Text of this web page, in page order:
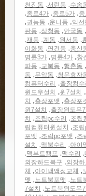
천진동 ,서린동 ,수송
,종로4가 ,종로5가 ,
,권농동 ,운니동 ,익선
판동 ,삼청동 ,안국동 ,
,재동 ,계동 ,원서동 ,
이화동 ,연건동 ,충신
명륜3가 ,명륜4가 ,창
파동 ,교북동 ,행촌동 ,
동 ,무악동 ,청운효자
컴퓨터수리 ,출장컴수
윈도우설치 ,윈7설치 ,
치 ,출장포맷 ,출장포
윈7설치 ,출장윈도우
치 ,조립pc수리 ,조립
립컴퓨터윈설치 ,조
포멧 ,조립pc포맷 ,조
설치 ,맥북수리 ,아이
,맥부트캠프 ,맥수리 ,
외장하드복구 ,외장
체 ,아이맥액정교체 ,
멧 ,노트북포맷 ,노트
7설치 ,노트북윈도우